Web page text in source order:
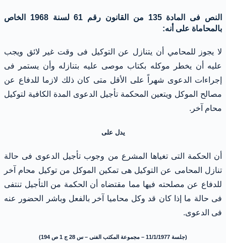
النص فى المادة 135 من القانون رقم 61 لسنة 1968 الخاص
بالمحاماة على أنه:
لا يجوز للمحامي أن يتنازل عن التوكيل فى وقت غير لائق ويجب
عليه أن يخطر موكله بكتاب موصى عليه بتنازله وأن يستمر فى
إجراءات الدعوى شهراً على الأقل متى كان ذلك لازما للدفاع عن
مصالح الموكل ويتعين المحكمة تأجيل الدعوى المدة الكافية لتوكيل
محام آخر.
يدل على
أن الحكمة التى تغياها المشرع من وجوب تأجيل الدعوى فى حالة
تنازل المحامى عن التوكيل هى تمكين الموكل من توكيل محام آخر
للدفاع عن مصلحته فيها مما مقتضاه أن الحكمة من التأجيل تنتفى
فى حالة ما إذا كان قد وكل محاميا آخر بالفعل وباشر الحضور عنه
فى الدعوى.
(جلسة 11/1/1977 – مجموعة المكتب الفنى – س 28 ج 1 ص 194)